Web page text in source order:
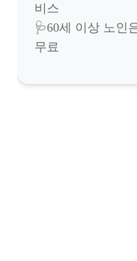
비스
🩺60세 이상 노인
무료